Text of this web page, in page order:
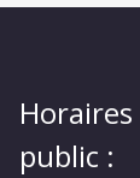
public :